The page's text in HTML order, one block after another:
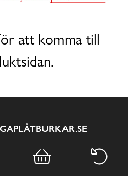
att komma till